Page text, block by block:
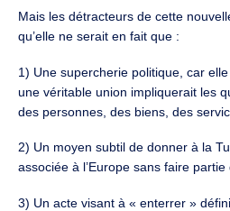
Mais les détracteurs de cette
qu’elle ne serait en fait que :
1) Une supercherie politique, car elle
une véritable union impliquerait les
des personnes, des biens, des
2) Un moyen subtil de donner à la
associée à l’Europe sans faire partie
3) Un acte visant à « enterrer »